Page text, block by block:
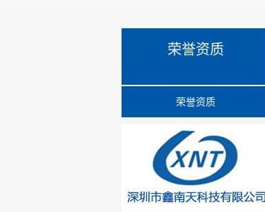
荣誉资质
荣誉资质